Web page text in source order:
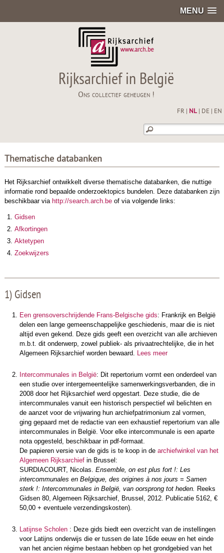
MENU
Rijksarchief in België
Ons collectief geheugen !
FR NL| DE EN
Thematische databanken
Het Rijksarchief ontwikkelt diverse thematische databanken, die nuttige
informatie rond bepaalde onderzoektopics bundelen. Deze databanken zijn
beschikbaar via http://search.arch.beof via volgende links:
Gidsen
Afkortingen
Aktetypen
Zoekwijzers
1) Gidsen
Een grensoverschrijdende Frans-Belgische gids: Frankrijk en België
delen een lange gemeenschappelijke geschiedenis, maar die is niet
altijd even gekend. Deze gids geeft een overzicht van alle archieven
m.b.t. dit onderwerp, zowel publiek- als privaatrechtelijke, die in het
Algemeen Rijksarchief worden bewaard.
Lees meer
Intercommunales in België: Dit repertorium vormt een onderdeel van
een studie over intergemeentelijke samenwerkingsverbanden, die in
2008 door het Rijksarchief werd opgestart. Deze studie, die de
intercommunales vanuit een historisch perspectief wil belichten en
de aanzet voor de vrijwaring hun archiefpatrimonium zal vormen,
ging gepaard met de redactie van een exhaustief repertorium van alle
intercommunales in België. Voor elke intercommunale is een aparte
nota opgesteld, beschikbaar in pdf-formaat.
De papieren versie van de gids is te koop in de archiefwinkel van het
Algemeen Rijksarchiefin Brussel:
SURDIACOURT, Nicolas. Ensemble, on est plus fort !: Les
intercommunales en Belgique, des origines à nos jours = Samen
sterk !: Intercommunales in België, van oorsprong tot heden.
Reeks
Gidsen 80, Algemeen Rijksarchief, Brussel, 2012. Publicatie 5162, €
50,00 + eventuele verzendingskosten).
Latijnse Scholen: Deze gids biedt een overzicht van de instellingen
voor Latijns onderwijs die er tussen de late 16de eeuw en het einde
van het ancien régime bestaan hebben op het grondgebied van het